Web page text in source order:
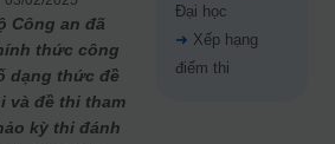
Công an đã
thức công
dạng thức đề
và đề thi tham
kỳ thi đánh
Đại học
➜ Xếp hạng
điểm thi